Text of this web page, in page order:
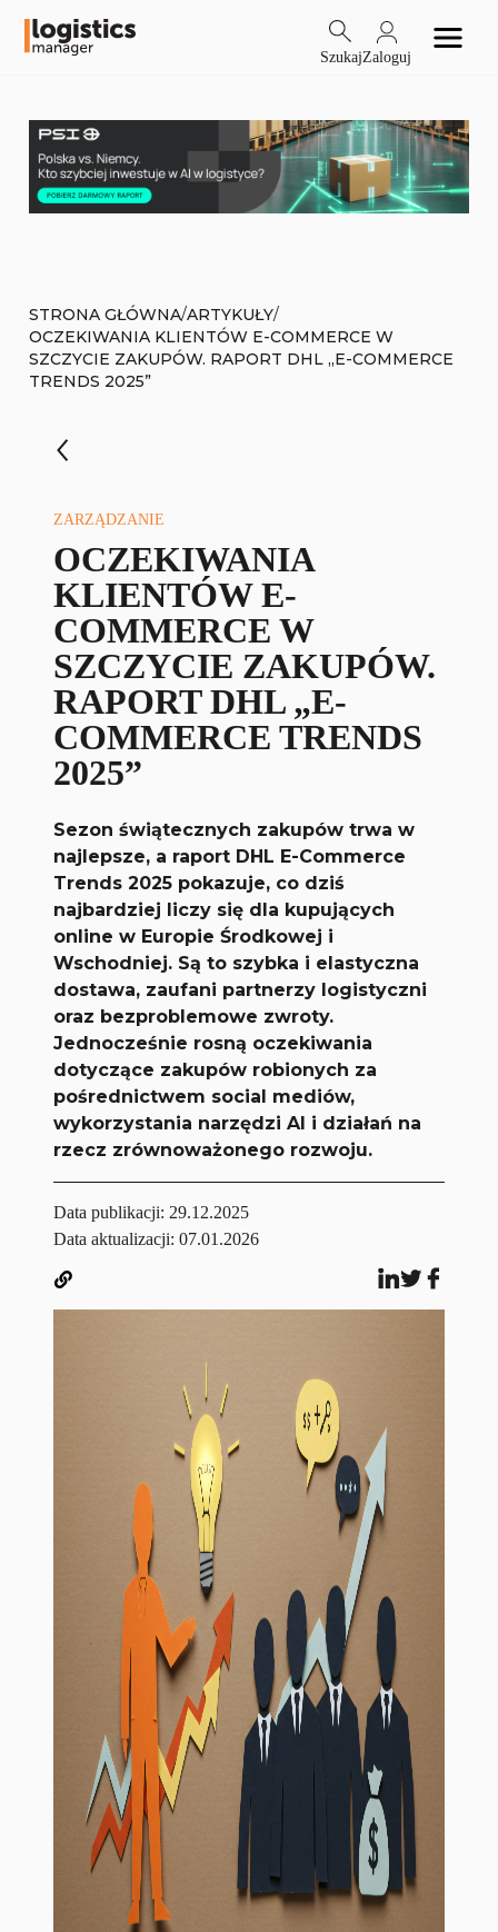
SzukajZaloguj
STRONA GŁÓWNA/ARTYKUŁY/
OCZEKIWANIA KLIENTÓW E-COMMERCE W
SZCZYCIE ZAKUPÓW. RAPORT DHL „E-COMMERCE
TRENDS 2025”
ZARZĄDZANIE
OCZEKIWANIA
KLIENTÓW E-
COMMERCE W
SZCZYCIE ZAKUPÓW.
RAPORT DHL „E-
COMMERCE TRENDS
2025”
Sezon świątecznych zakupów trwa w
najlepsze, a raport DHL E-Commerce
Trends 2025 pokazuje, co dziś
najbardziej liczy się dla kupujących
online w Europie Środkowej i
Wschodniej. Są to szybka i elastyczna
dostawa, zaufani partnerzy logistyczni
oraz bezproblemowe zwroty.
Jednocześnie rosną oczekiwania
dotyczące zakupów robionych za
pośrednictwem social mediów,
wykorzystania narzędzi AI i działań na
rzecz zrównoważonego rozwoju.
Data publikacji: 29.12.2025
Data aktualizacji: 07.01.2026